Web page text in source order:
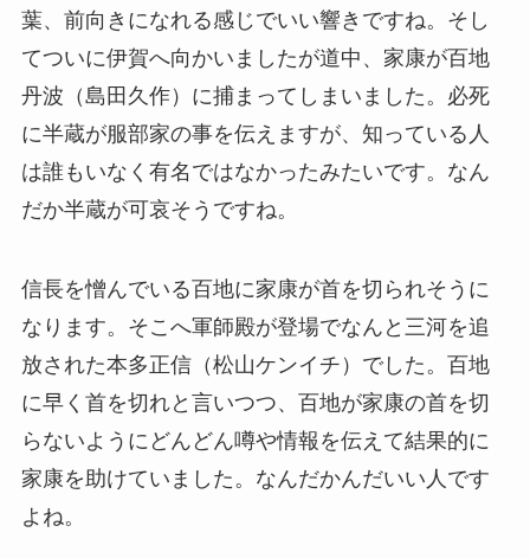
葉、前向きになれる感じでいい響きですね。そし
てついに伊賀へ向かいましたが道中、家康が百地
丹波（島田久作）に捕まってしまいました。必死
に半蔵が服部家の事を伝えますが、知っている人
は誰もいなく有名ではなかったみたいです。なん
だか半蔵が可哀そうですね。
信長を憎んでいる百地に家康が首を切られそうに
なります。そこへ軍師殿が登場でなんと三河を追
放された本多正信（松山ケンイチ）でした。百地
に早く首を切れと言いつつ、百地が家康の首を切
らないようにどんどん噂や情報を伝えて結果的に
家康を助けていました。なんだかんだいい人です
よね。